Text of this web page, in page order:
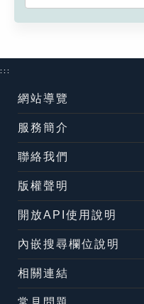
:::
網站導覽
服務簡介
聯絡我們
版權聲明
開放API使用說明
內嵌搜尋欄位說明
相關連結